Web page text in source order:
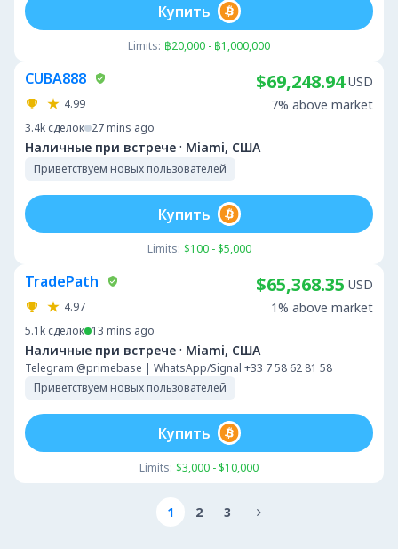
Limits: ฿20,000 - ฿1,000,000
Купить
CUBA888
4.99
3.4k сделок 27 mins ago
Наличные при встрече · Miami, США
Приветствуем новых пользователей
$69,248.94 USD
7% above market
Limits: $100 - $5,000
Купить
TradePath
4.97
5.1k сделок 13 mins ago
Наличные при встрече · Miami, США
Telegram @primebase | WhatsApp/Signal +33 7 58 62 81 58
Приветствуем новых пользователей
$65,368.35 USD
1% above market
Limits: $3,000 - $10,000
Купить
1 2 3 